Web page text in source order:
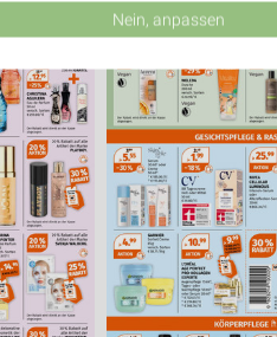
Werbung
von Inhalten
personalisierter Inhalte
oder Kombinationen von
Nein, anpassen